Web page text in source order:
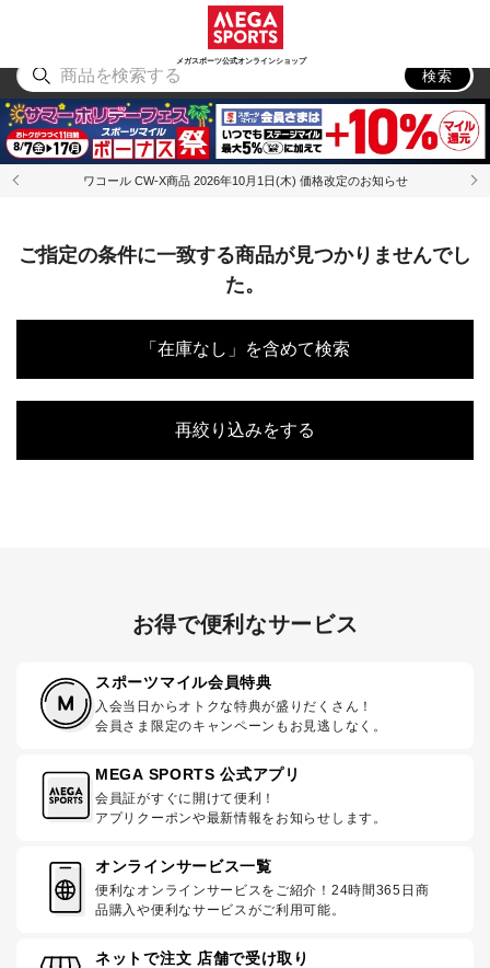
メガスポーツ公式オンラインショップ
アウトドア
検索
ワコール CW-X商品 2026年10月1日(木) 価格改定のお知らせ
ご指定の条件に一致する商品が見つかりませんでし
た。
「在庫なし」を含めて検索
再絞り込みをする
お得で便利なサービス
スポーツマイル会員特典
入会当日からオトクな特典が盛りだくさん！
会員さま限定のキャンペーンもお見逃しなく。
MEGA SPORTS 公式アプリ
会員証がすぐに開けて便利！
アプリクーポンや最新情報をお知らせします。
オンラインサービス一覧
便利なオンラインサービスをご紹介！24時間365日商
品購入や便利なサービスがご利用可能。
ネットで注文 店舗で受け取り